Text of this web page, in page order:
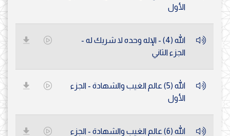
الأول
الله (4) - الإله وحده لا شريك له -
الجزء الثاني
الله (5) عالم الغيب والشهادة - الجزء
الأول
الله (6) عالم الغيب والشهادة - الجزء